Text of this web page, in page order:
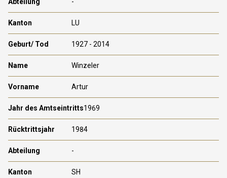
LU
1927 - 2014
Winzeler
Artur
1969
1984
-
SH